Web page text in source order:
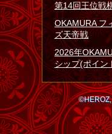
第14回王位戦
OKAMURA フ
ズ天帝戦
2026年
シップ(ポイン